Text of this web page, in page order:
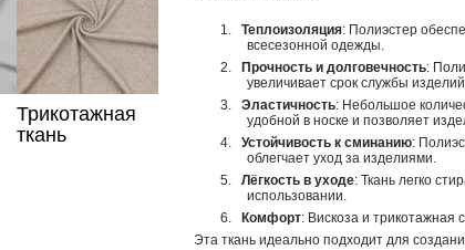
1. Теплоизоляция: Полиэстер
всесезонной одежды.
2.
Прочность и долговечность:
увеличивает срок службы
3.
Эластичность: Небольшое
удобной в носке и позволяет
4.
Устойчивость к сминанию:
облегчает уход за изделиями.
5.
Лёгкость в уходе: Ткань легко
использовании.
6.
Комфорт: Вискоза и трикотажная
Эта ткань идеально подходит для
Трикотажная
ткань